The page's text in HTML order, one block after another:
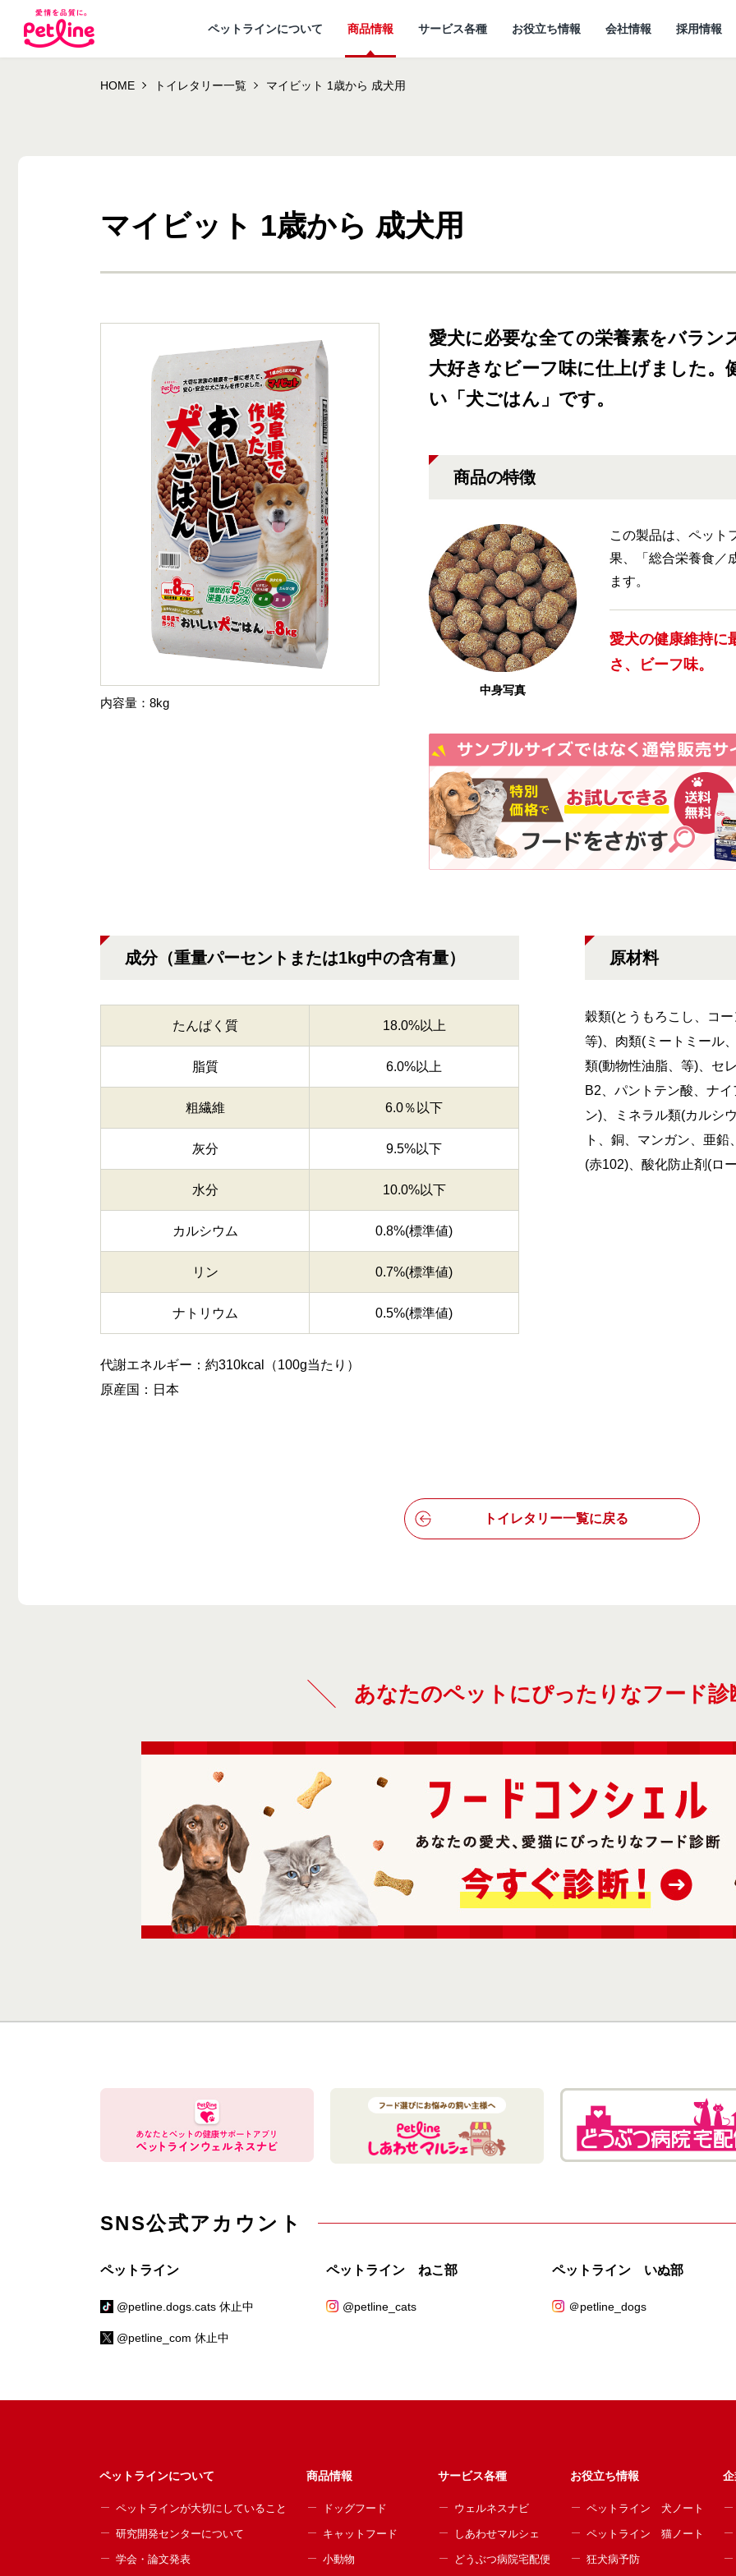
ペットラインについて
ペットラインが大切にしていること
商品情報
ドッグフード キャットフード
サービス各種
ウェルネスナビ
お役立ち情報
犬ノート お役立ち情報
会社情報
会社概要・事業所
採用情報
HOME トイレタリー一覧 マイビット 1歳から 成犬用
マイビット 1歳から 成犬用
内容量 8kg
愛犬に必要な全ての栄養素をバラン
大好きなビーフ味に仕上げました。
い「犬ごはん」です。
商品の特徴
中身写真
この製品は、ペット
果、「総合栄養食／
ます。
愛犬の健康維持に
さ、ビーフ味。
成分（重量パーセントまたは1kg中の含有量）
たんぱく質 18.0%以上
脂質 6.0%以上
粗繊維 6.0％以下
灰分 9.5%以下
水分 10.0%以下
カルシウム 0.8%(標準値)
リン 0.7%(標準値)
ナトリウム 0.5%(標準値)
代謝エネルギー：約310kcal（100g当たり）
原産国：日本
原材料
穀類(とうもろこし、コ
等)、肉類(ミートミール
類(動物性油脂、等)、セ
B2、パントテン酸、ナ
ン)、ミネラル類(カルシ
ト、銅、マンガン、亜
(赤102)、酸化防止剤(ロ
トイレタリー一覧に戻る
あなたのペットにぴったりなフード診
SNS公式アカウント
ペットライン
@petline.dogs.cats 休止中
@petline_com 休止中
ペットライン ねこ部
@petline_cats
ペットライン いぬ部
＠petline_dogs
ペットラインについて
ペットラインが大切にしていること
研究開発センターについて
学会・論文発表
商品情報
ドッグフード
キャットフード
小動物
サービス各種
ウェルネスナビ
しあわせマルシェ
どうぶつ病院宅配便
お役立ち情報
ペットライン 犬ノート
ペットライン 猫ノート
狂犬病予防